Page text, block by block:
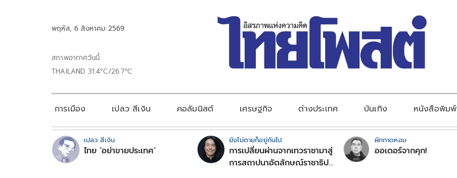
พฤหัส, 6 สิงหาคม 2569
สภาพอากาศวันนี้
THAILAND 31.4°C/26.7°C
การเมือง เปลว สีเงิน คอลัมนิสต์ เศรษฐกิจ ต่างประเทศ บันเทิง หนังสือพิมพ์
เปลว สีเงิน
ไทย ‘อย่าขายประเทศ’
ยังไม่ตายก็อยู่กันไป
การเปลี่ยนผ่านจากเทวราชามาสู่
การสถาปนาอัตลักษณ์ราชาธิป
ผักกาดหอม
ออเดอร์จากคุก!